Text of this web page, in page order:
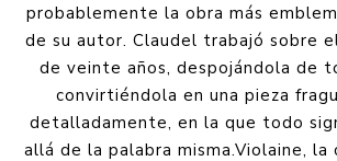
probablemente la obra más
de su autor. Claudel trabajó sobre
de veinte años, despojándola de
convirtiéndola en una pieza
detalladamente, en la que todo
allá de la palabra misma.Violaine, la